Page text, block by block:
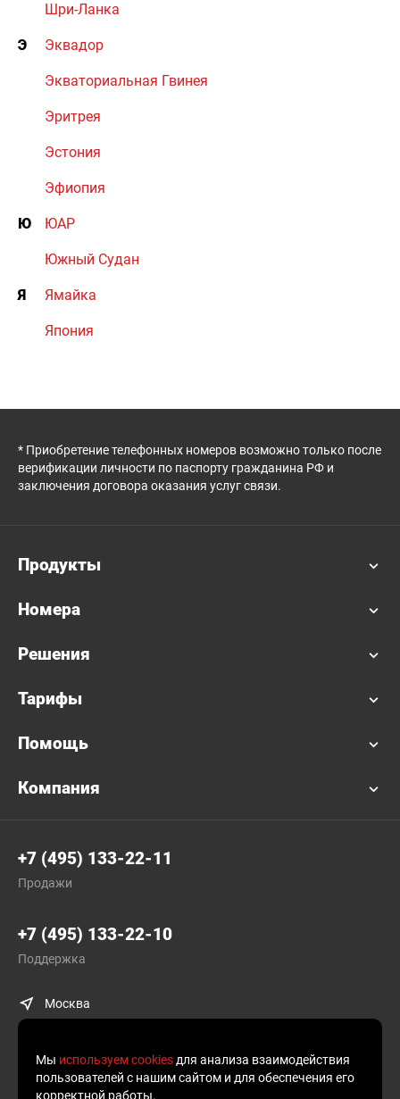
Шри-Ланка
Э Эквадор
Экваториальная Гвинея
Эритрея
Эстония
Эфиопия
Ю ЮАР
Южный Судан
Я Ямайка
Япония
* Приобретение телефонных номеров возможно только после
верификации личности по паспорту гражданина РФ и
заключения договора оказания услуг связи.
Продукты
Номера
Решения
Тарифы
Помощь
Компания
+7 (495) 133-22-11
Продажи
+7 (495) 133-22-10
Поддержка
Москва
Мы используем cookies для анализа взаимодействия
пользователей с нашим сайтом и для обеспечения его
корректной работы.